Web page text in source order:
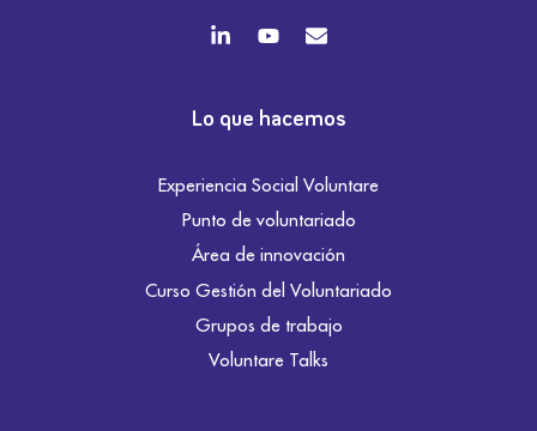
Lo que hacemos
Experiencia Social Voluntare
Punto de voluntariado
Área de innovación
Curso Gestión del Voluntariado
Grupos de trabajo
Voluntare Talks